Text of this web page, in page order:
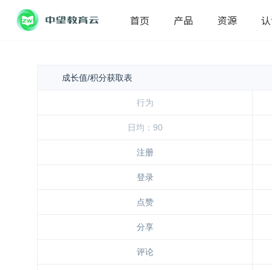
首页 产品 资源
成长值/积分获取表
行为
日均：90
注册
登录
点赞
分享
评论